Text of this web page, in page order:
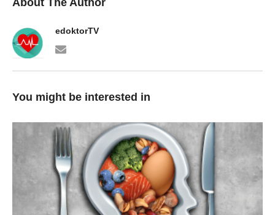
edoktorTV
You might be interested in